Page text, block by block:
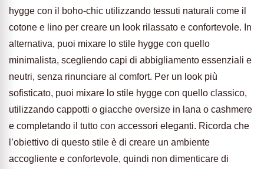
hygge con il boho-chic utilizzando tessuti naturali come il
cotone e lino per creare un look rilassato e confortevole. In
alternativa, puoi mixare lo stile hygge con quello
minimalista, scegliendo capi di abbigliamento essenziali e
neutri, senza rinunciare al comfort. Per un look più
sofisticato, puoi mixare lo stile hygge con quello classico,
utilizzando cappotti o giacche oversize in lana o cashmere
e completando il tutto con accessori eleganti. Ricorda che
l’obiettivo di questo stile è di creare un ambiente
accogliente e confortevole, quindi non dimenticare di